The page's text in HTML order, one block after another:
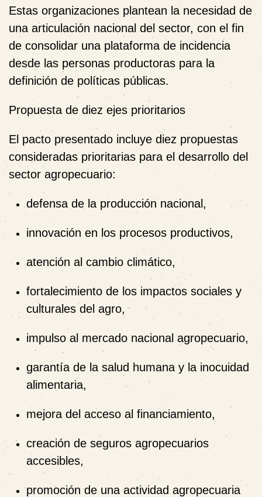
Estas organizaciones plantean la necesidad de
una articulación nacional del sector, con el fin
de consolidar una plataforma de incidencia
desde las personas productoras para la
definición de políticas públicas.
Propuesta de diez ejes prioritarios
El pacto presentado incluye diez propuestas
consideradas prioritarias para el desarrollo del
sector agropecuario:
defensa de la producción nacional,
innovación en los procesos productivos,
atención al cambio climático,
fortalecimiento de los impactos sociales y
culturales del agro,
impulso al mercado nacional agropecuario,
garantía de la salud humana y la inocuidad
alimentaria,
mejora del acceso al financiamiento,
creación de seguros agropecuarios
accesibles,
promoción de una actividad agropecuaria